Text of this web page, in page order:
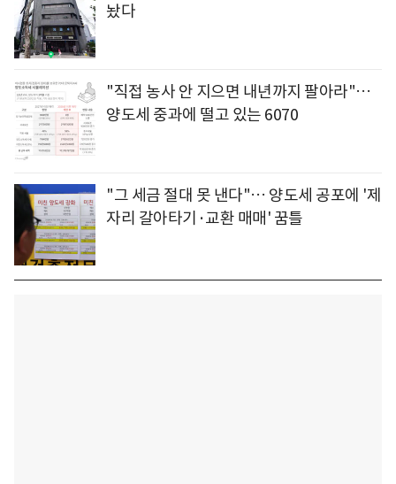
놨다
"직접 농사 안 지으면 내년까지 팔아라"…
양도세 중과에 떨고 있는 6070
"그 세금 절대 못 낸다"… 양도세 공포에 '제
자리 갈아타기·교환 매매' 꿈틀